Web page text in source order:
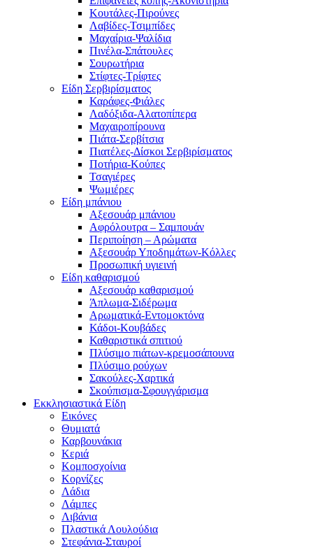
Κουτάλες-Πιρούνες
Λαβίδες-Τσιμπίδες
Μαχαίρια-Ψαλίδια
Πινέλα-Σπάτουλες
Σουρωτήρια
Στίφτες-Τρίφτες
Είδη Σερβιρίσματος
Καράφες-Φιάλες
Λαδόξιδα-Αλατοπίπερα
Μαχαιροπίρουνα
Πιάτα-Σερβίτσια
Πιατέλες-Δίσκοι Σερβιρίσματος
Ποτήρια-Κούπες
Τσαγιέρες
Ψωμιέρες
Είδη μπάνιου
Αξεσουάρ μπάνιου
Αφρόλουτρα – Σαμπουάν
Περιποίηση – Αρώματα
Αξεσουάρ Υποδημάτων-Κόλλες
Προσωπική υγιεινή
Είδη καθαρισμού
Αξεσουάρ καθαρισμού
Άπλωμα-Σιδέρωμα
Αρωματικά-Εντομοκτόνα
Κάδοι-Κουβάδες
Καθαριστικά σπιτιού
Πλύσιμο πιάτων-κρεμοσάπουνα
Πλύσιμο ρούχων
Σακούλες-Χαρτικά
Σκούπισμα-Σφουγγάρισμα
Εκκλησιαστικά Είδη
Εικόνες
Θυμιατά
Καρβουνάκια
Κεριά
Κομποσχοίνια
Κορνίζες
Λάδια
Λάμπες
Λιβάνια
Πλαστικά Λουλούδια
Στεφάνια-Σταυροί